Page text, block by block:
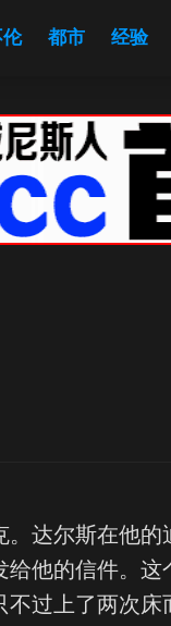
都市 经验
达尔斯在他的
他的信件。
过上了两次